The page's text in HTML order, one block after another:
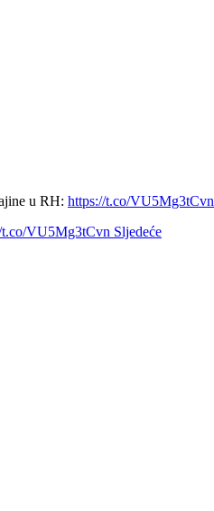
u RH: https://t.co/VU5Mg3tCvn
t.co/VU5Mg3tCvn Sljedeće